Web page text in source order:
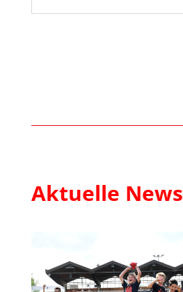
Aktuelle News